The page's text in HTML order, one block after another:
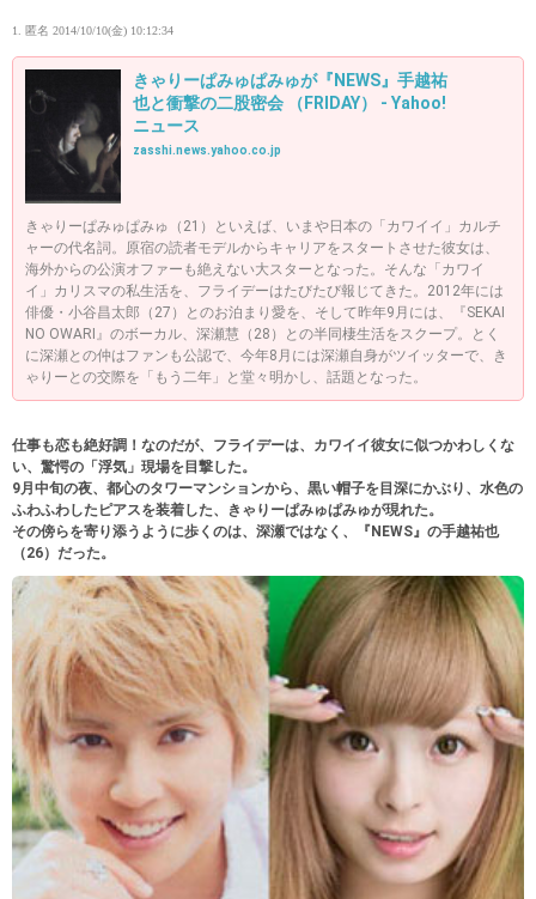
1. 匿名 2014/10/10(金) 10:12:34
きゃりーぱみゅぱみゅが『NEWS』手越祐
也と衝撃の二股密会 （FRIDAY） - Yahoo!
ニュース
zasshi.news.yahoo.co.jp
きゃりーぱみゅぱみゅ（21）といえば、いまや日本の「カワイイ」カルチ
ャーの代名詞。原宿の読者モデルからキャリアをスタートさせた彼女は、
海外からの公演オファーも絶えない大スターとなった。そんな「カワイ
イ」カリスマの私生活を、フライデーはたびたび報じてきた。2012年には
俳優・小谷昌太郎（27）とのお泊まり愛を、そして昨年9月には、『SEKAI
NO OWARI』のボーカル、深瀬慧（28）との半同棲生活をスクープ。とく
に深瀬との仲はファンも公認で、今年8月には深瀬自身がツイッターで、き
ゃりーとの交際を「もう二年」と堂々明かし、話題となった。
仕事も恋も絶好調！なのだが、フライデーは、カワイイ彼女に似つかわしくな
い、驚愕の「浮気」現場を目撃した。
9月中旬の夜、都心のタワーマンションから、黒い帽子を目深にかぶり、水色の
ふわふわしたピアスを装着した、きゃりーぱみゅぱみゅが現れた。
その傍らを寄り添うように歩くのは、深瀬ではなく、『NEWS』の手越祐也
（26）だった。